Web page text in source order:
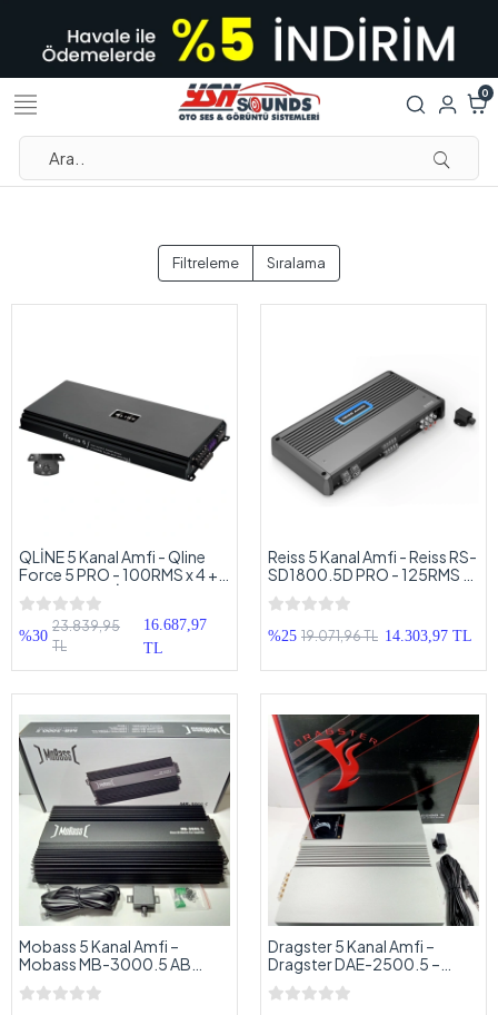
0
Filtreleme Sıralama
QLİNE 5 Kanal Amfi - Qline
Force 5 PRO - 100RMS x 4 +
450RMS - QLİNE Force5
Bass Kontrollü 5 Kanal Oto
Anfi
%30
23.839,95
TL
16.687,97
TL
Reiss 5 Kanal Amfi - Reiss RS-
SD1800.5D PRO - 125RMS x
4 + 500RMS - Bass Kontrollü
5 Kanal Oto Anfi
%25 19.071,96 TL 14.303,97 TL
Mobass 5 Kanal Amfi –
Mobass MB-3000.5 AB
Class – Bass Kontrollü Oto
Anfi
Dragster 5 Kanal Amfi –
Dragster DAE-2500.5 –
80RMS + 300RMS Bass
Kontrollü Oto Anfi